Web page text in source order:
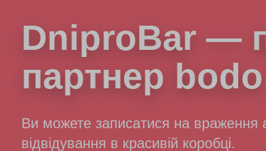
DniproBar —
партнер bodo
Ви можете записатися на враження
відвідування в красивій коробці.